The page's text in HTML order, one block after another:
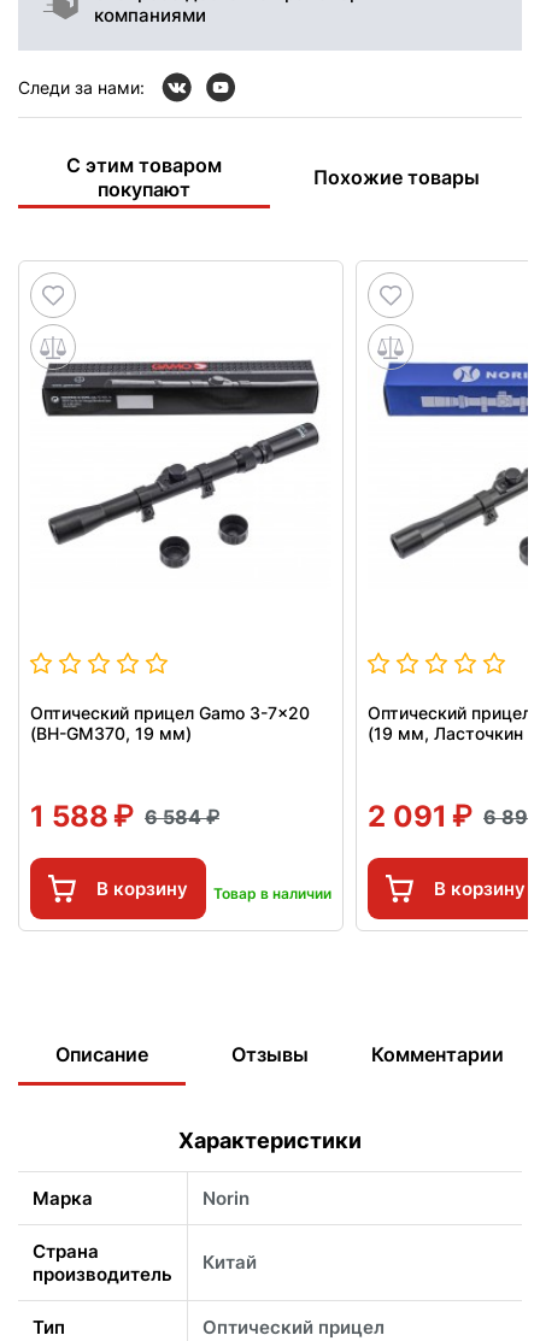
компаниями
Следи за нами:
С этим товаром
покупают
Похожие товары
Оптический прицел Gamo 3-7x20
(BH-GM370, 19 мм)
1 588 6 584
В корзину Товар в наличии
Оптический прицел
(19 мм, Ласточкин
2 091 6
В корзину
Описание Отзывы Комментарии
Характеристики
Марка Norin
Страна
производитель
Китай
Тип Оптический прицел